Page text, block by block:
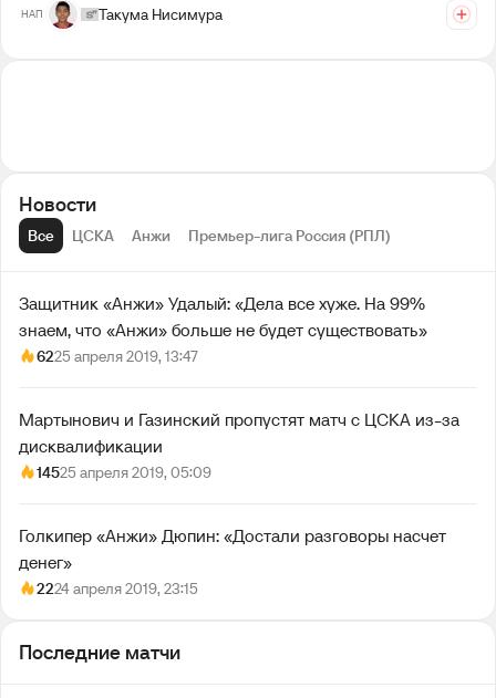
НАП Такума Нисимура
Новости
Все ЦСКА Анжи Премьер-лига Россия (РПЛ)
Защитник «Анжи» Удалый: «Дела все хуже. На 99%
знаем, что «Анжи» больше не будет существовать»
6225 апреля 2019, 13:47
Мартынович и Газинский пропустят матч с ЦСКА из-за
дисквалификации
14525 апреля 2019, 05:09
Голкипер «Анжи» Дюпин: «Достали разговоры насчет
денег»
2224 апреля 2019, 23:15
Последние матчи